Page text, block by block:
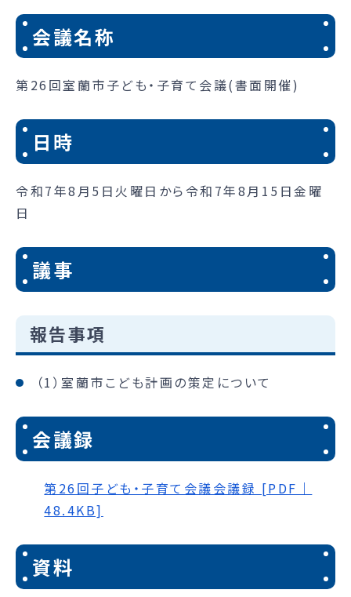
会議名称
第26回室蘭市子ども・子育て会議(書面開催)
日時
令和7年8月5日火曜日から令和7年8月15日金曜
日
議事
報告事項
（1）室蘭市こども計画の策定について
会議録
第26回子ども・子育て会議会議録 [PDF｜
48.4KB]
資料